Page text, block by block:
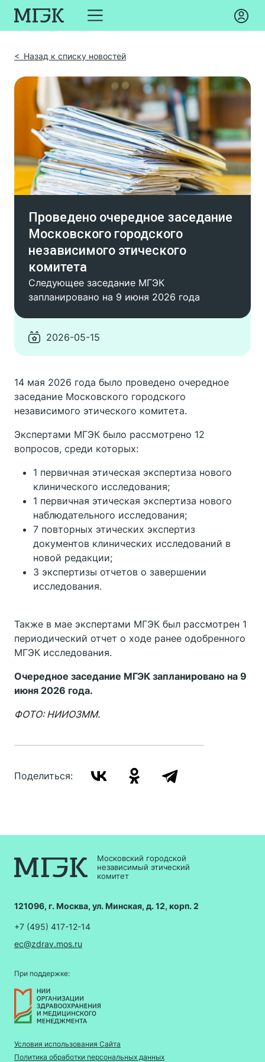
< Назад к списку новостей
Проведено очередное заседание
Московского городского
независимого этического
комитета
Следующее заседание МГЭК
запланировано на 9 июня 2026 года
2026-05-15
14 мая 2026 года было проведено очередное
заседание Московского городского
независимого этического комитета.
Экспертами МГЭК было рассмотрено 12
вопросов, среди которых:
1 первичная этическая экспертиза нового
клинического исследования;
1 первичная этическая экспертиза нового
наблюдательного исследования;
7 повторных этических экспертиз
документов клинических исследований в
новой редакции;
3 экспертизы отчетов о завершении
исследования.
Также в мае экспертами МГЭК был рассмотрен 1
периодический отчет о ходе ранее одобренного
МГЭК исследования.
Очередное заседание МГЭК запланировано на 9
июня 2026 года.
ФОТО: НИИОЗММ.
Поделиться:
Московский городской
независимый этический
комитет
121096, г. Москва, ул. Минская, д. 12, корп. 2
+7 (495) 417-12-14
ec@zdrav.mos.ru
При поддержке:
Условия использования Сайта
Политика обработки персональных данных